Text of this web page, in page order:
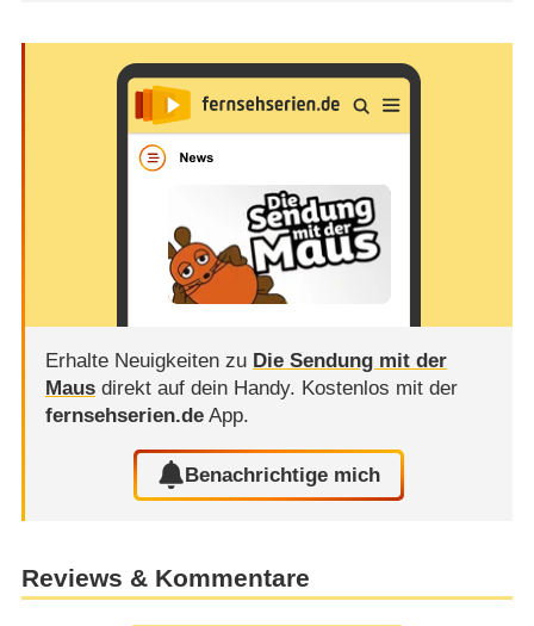
Erhalte Neuigkeiten zu Die Sendung mit der
Mausdirekt auf dein Handy. Kostenlos mit der
fernsehserien.deApp.
Benachrichtige mich
Reviews & Kommentare